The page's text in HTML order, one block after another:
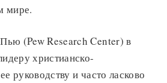
мире.
(Pew Research Center) в
христианско-
руководству и часто ласково